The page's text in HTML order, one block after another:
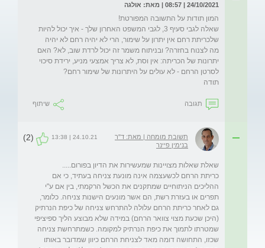
24/10/2021 | 08:57 | מאת: אולגה
שאלה לגבי סעיף 3, לגבי המשפט האחרון שלך - איך יכול להיות
שלכריתת רחם אין יתרון על שימור, הרי לא יהיה רחם לא יהיה
מה לצנוח בחזרה? ובניתוח משמר זה יכול לרדת שוב, לא? האם
יתרונות של הכריתה: אין וסת, לא צריך אמצעי מניע, ירידת סיכוי
תודה
תגובה שיתוף
תשובת מומחה | מאת: ד"ר
בנימין פיינר
24.10.21 | 13:38
(2)
כריתת הרחם לכשעצמה אינה מונעת צניחה בעתיד, כי אם
ההליכים הניתוחיים שמתקנים את הכשל הרקמתי, בין אם ע"י
תפרים או בעזרת רשת, הם אשר מונעים הישנות צניחה. כלומר,
גם לאחר כריתת הרחם עלולה להתרחש צניחה של כיפת הנרתיק
(היכן שכעת מצוי צוואר הרחם) במידה שלא מבוצע הליך ספיציפי
שמטרתו לתמוך את כיפת הנרתיק למקומה. כשמתרחשת צניחה
שכזו, התחושה דומה מאד לצניחת הרחם כיוון שמדובר באותו